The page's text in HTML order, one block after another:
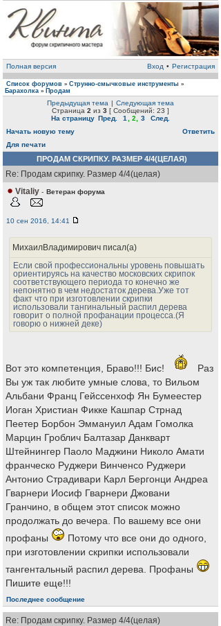
Полная версия Вход • Регистрация
Список форумов » Струнно-смычковые инструменты »
Барахолка » Продам
Предыдущая тема | Следующая тема
Страница 2 из 3 [ Сообщений: 23 ]
На страницу Пред. 1 2 3
След.
Начать новую тему
Ответить
Для печати
ПРОДАМ СКРИПКУ. РАЗМЕР 4/4(ЦЕЛАЯ)
Re: Продам скрипку. Размер 4/4(целая)
Vitaliy - Ветеран форума
10 сен 2016, 14:41
МихаилВладимирович писал(а)
Если свой профессиональны уровень повышать
ориентируясь на качество московских скрипок
соответствующего периода то конечно же
непонятно в чем недостаток дерева.Уже тот
факт что при изготовлении скрипки
использовали тангинальный распил дерева
говорит о полной профанации процесса.(Я
говорю о нижней деке)
Вот это компетенция, Браво!!! Бис!
Раз
Вы уж так любите умные слова, то Вильом
Альбани Франц Гейссенхоф Ян Бумеестер
Иоган Христиан Фикке Кашпар Стрнад
Пеетер Борбон Эммануил Адам Гомолка
Марцин Гроблич Балтазар Данкварт
Штейнингер Паоло Маджини Николо Амати
франческо Руджери Винченсо Руджери
Антонио Страдивари Карл Бергонци Андреа
Гварнери Иосиф Гварнери Джовани
Гранчино, в общем этот список можно
продолжать до вечера. По вашему все они
профаны
Потому что все они до одного,
при изготовлении скрипки использовали
тангентальный распил дерева. Профаны
Пишите еще!!!
Последнее сообщение
Re: Продам скрипку. Размер 4/4(целая)